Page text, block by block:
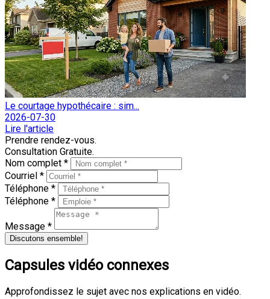
Le courtage hypothécaire : sim...
2026-07-30
Lire l'article
Prendre rendez-vous.
Consultation Gratuite.
Nom complet *
Courriel *
Téléphone *
Téléphone *
Message *
Discutons ensemble!
Capsules vidéo connexes
Approfondissez le sujet avec nos explications en vidéo.